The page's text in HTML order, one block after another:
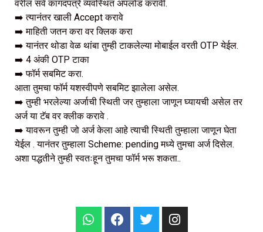
वरील सर्व कागदपत्रे व्यवस्थित अपलोड करावी.
➡️ त्यानंतर खाली Accept करावे
➡️ माहिती जतन करा वर क्लिक करा
➡️ यानंतर थोडा वेळ थांबा तुम्ही टाकलेल्या मोबाईल वरती OTP येईल.
➡️ 4 अंकी OTP टाका
➡️ फॉर्म सबमिट करा.
आता तुमचा फॉर्म यशस्वीपणे सबमिट झालेला असेल.
➡️ तुम्ही भरलेल्या अर्जाची स्थिती जर तुम्हाला जाणून घ्यायची असेल तर
अर्ज या टॅब वर क्लीक करावे .
➡️ यावरून तुम्ही जो अर्ज केला आहे त्याची स्थिती तुम्हाला जाणून घेता
येईल . यानंतर तुम्हाला Scheme: pending मध्ये तुमचा अर्ज दिसेल.
अशा पद्धतीने तुम्ही स्वतःहून तुमचा फॉर्म भरू शकता..